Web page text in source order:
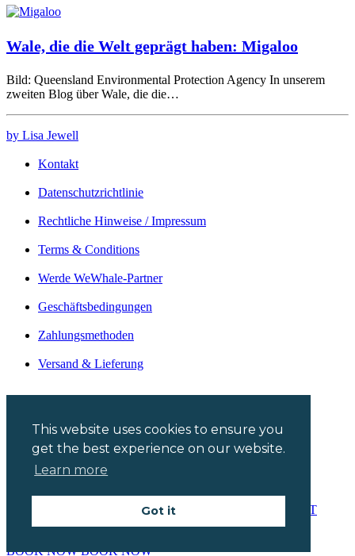
Wale, die die Welt geprägt haben: Migaloo
Bild: Queensland Environmental Protection Agency In unserem
zweiten Blog über Wale, die die…
by Lisa Jewell
Kontakt
Datenschutzrichtlinie
Rechtliche Hinweise / Impressum
Terms & Conditions
Werde WeWhale-Partner
Geschäftsbedingungen
Zahlungsmethoden
Versand & Lieferung
English
Español
© 2024 WeWhale. All rights reserved. Website design:
NEXT
Munich GmbH
BOOK NOW BOOK NOW
This website uses cookies to ensure you
get the best experience on our website.
Learn more
Got it